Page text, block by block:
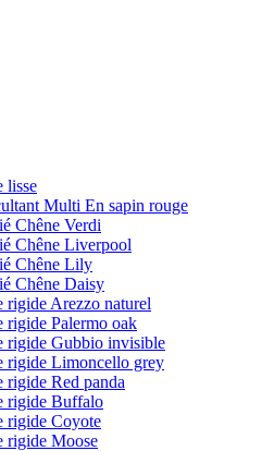
lisse
Multi En sapin rouge
Chêne Verdi
Chêne Liverpool
Chêne Lily
Chêne Daisy
rigide Arezzo naturel
rigide Palermo oak
rigide Gubbio invisible
rigide Limoncello grey
Red panda
rigide Buffalo
rigide Coyote
rigide Moose